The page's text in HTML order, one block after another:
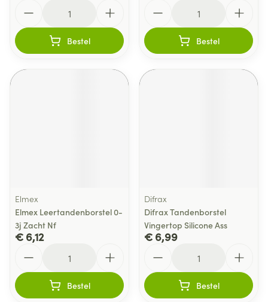
Bestel Bestel
Elmex
Elmex Leertandenborstel 0-
3j Zacht Nf
€ 6,12
Bestel
Difrax
Difrax Tandenborstel
Vingertop Silicone Ass
€ 6,99
Bestel